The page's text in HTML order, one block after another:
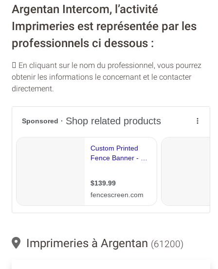
Argentan Intercom, l’activité
Imprimeries est représentée par les
professionnels ci dessous :
En cliquant sur le nom du professionnel, vous pourrez
obtenir les informations le concernant et le contacter
directement.
Imprimeries à Argentan (61200)